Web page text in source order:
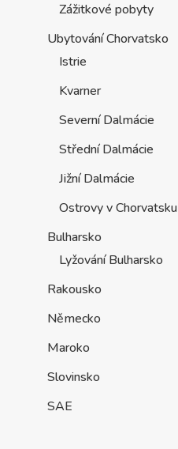
Zážitkové pobyty
Ubytování Chorvatsko
Istrie
Kvarner
Severní Dalmácie
Střední Dalmácie
Jižní Dalmácie
Ostrovy v Chorvatsku
Bulharsko
Lyžování Bulharsko
Rakousko
Německo
Maroko
Slovinsko
SAE